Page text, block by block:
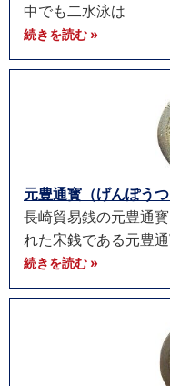
中でも二水泳は
続きを読む »
元豊通寳（げんぽう
長崎貿易銭の元豊通
れた宋銭である元豊
続きを読む »